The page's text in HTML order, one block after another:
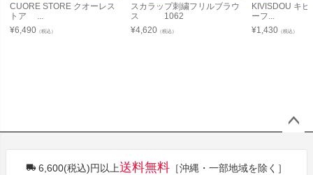
CUORE STORE クオーレス
トア ...
¥6,490 （税込）
スカラップ刺繍フリルブラウ
ス 1062
¥4,620 （税込）
KIVISDOU キ
ーフ...
¥1,430 （税込）
6,600(税込)円以上送料無料 ［沖縄・一部地域を除く］